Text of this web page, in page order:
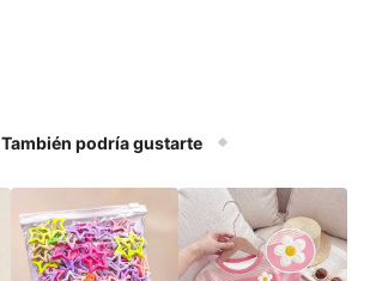
También podría gustarte